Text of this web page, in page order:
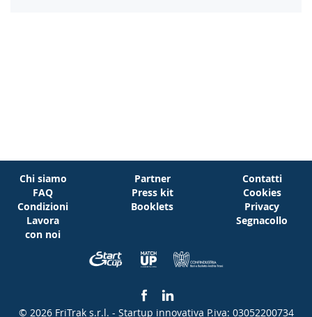
Chi siamo
FAQ
Condizioni
Lavora
con noi
Partner
Press kit
Booklets
Contatti
Cookies
Privacy
Segnacollo
© 2026 FriTrak s.r.l. - Startup innovativa P.iva: 03052200734